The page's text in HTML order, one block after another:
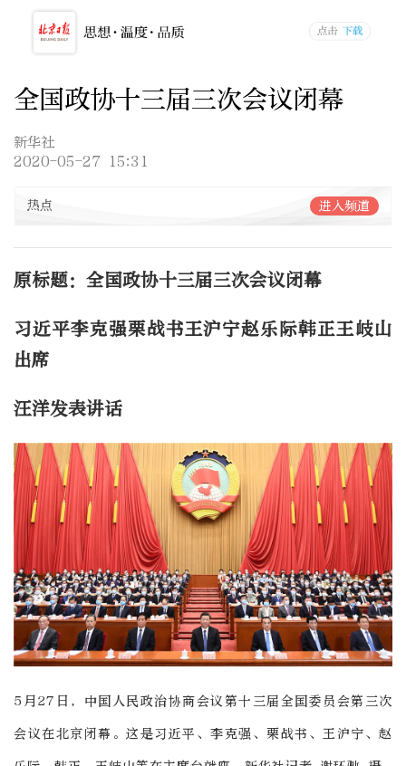
全国政协十三届三次会议闭幕
新华社
2020-05-27 15:31
热点 进入频道
原标题：全国政协十三届三次会议闭幕
习近平李克强栗战书王沪宁赵乐际韩正王岐山
出席
汪洋发表讲话
5月27日，中国人民政治协商会议第十三届全国委员会第三次
会议在北京闭幕。这是习近平、李克强、栗战书、王沪宁、赵